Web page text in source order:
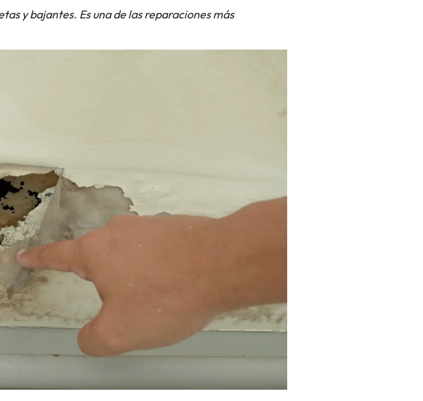
y bajantes. Es una de las reparaciones más